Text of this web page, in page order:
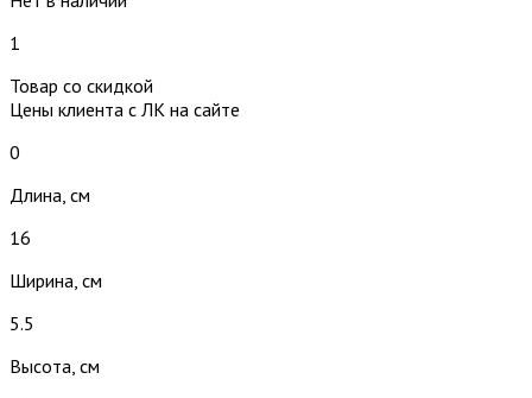
1
Товар со скидкой
Цены клиента с ЛК на сайте
0
Длина, см
16
Ширина, см
5.5
Высота, см